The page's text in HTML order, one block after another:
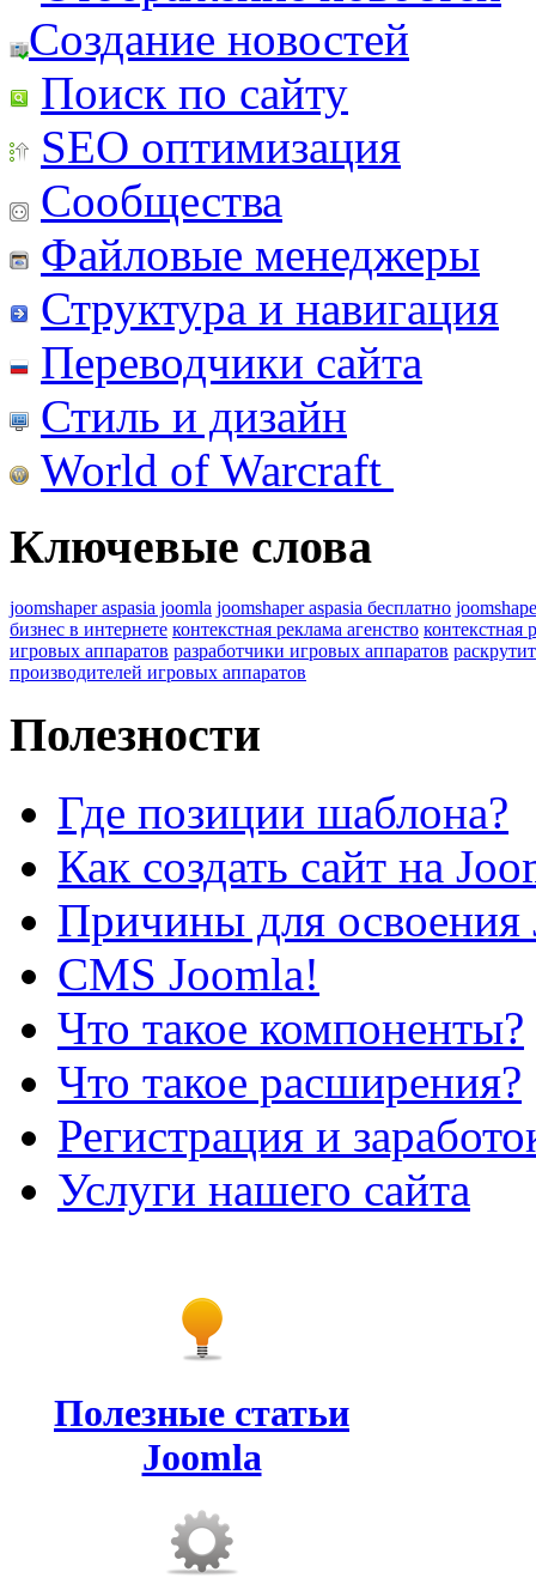
Создание новостей
Поиск по сайту
SEO оптимизация
Сообщества
Файловые менеджеры
Структура и навигация
Переводчики сайта
Стиль и дизайн
World of Warcraft
Ключевые слова
joomshaper aspasia joomla joomshaper aspasia бесплатно
бизнес в интернете контекстная реклама агенство контекстная
игровых аппаратов разработчики игровых аппаратов
производителей игровых аппаратов
Полезности
Где позиции шаблона?
Как создать сайт на
Причины для освоения
CMS Joomla!
Что такое компоненты?
Что такое расширения?
Регистрация и
Услуги нашего сайта
Полезные статьи
Joomla